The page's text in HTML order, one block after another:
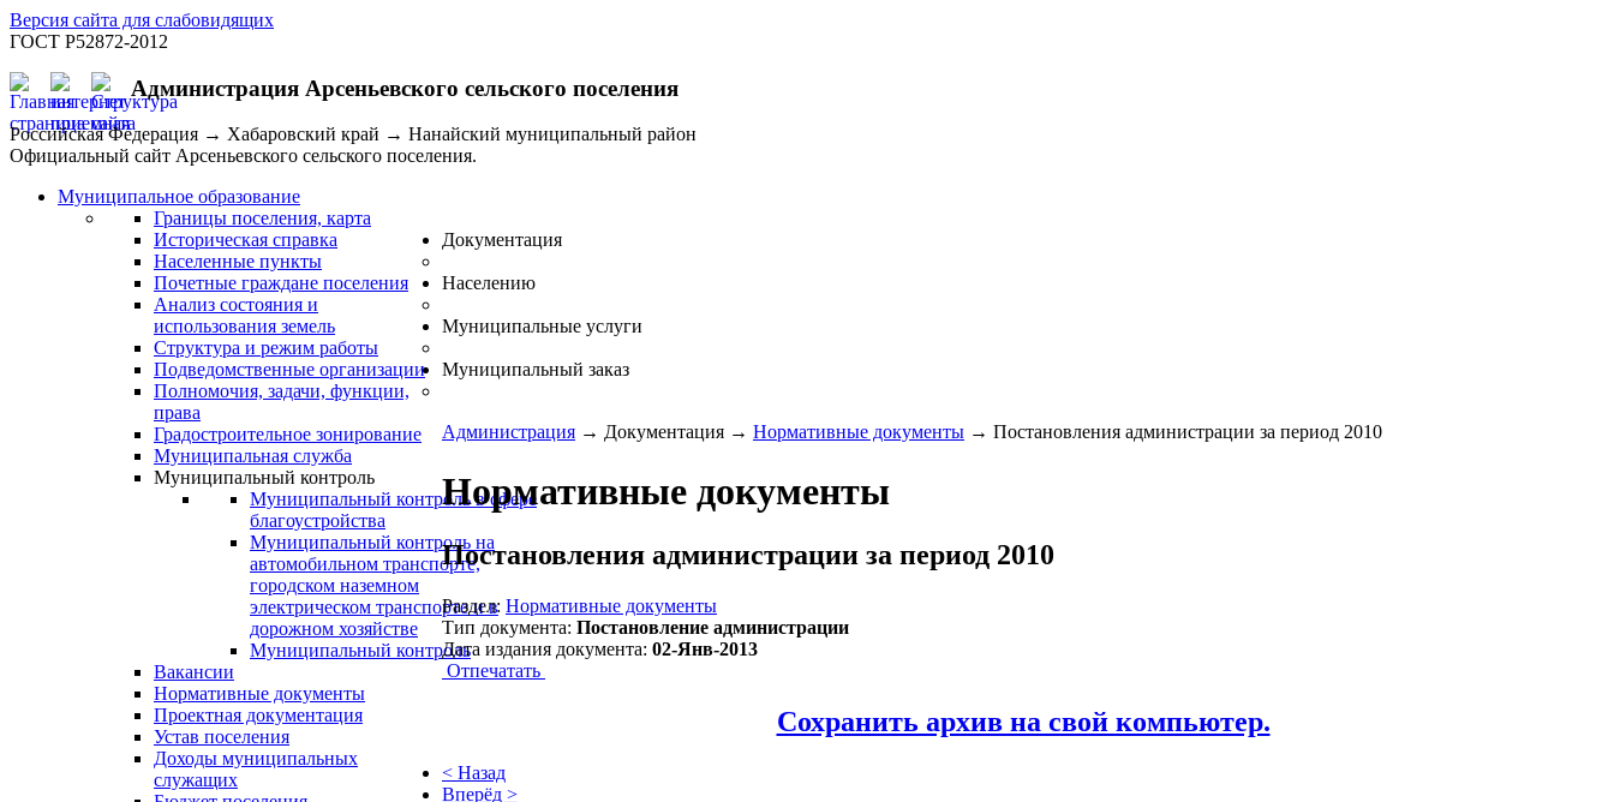
Версия сайта для слабовидящих
ГОСТ Р52872-2012
Администрация Арсеньевского сельского поселения
Российская Федерация → Хабаровский край → Нанайский муниципальный район
Официальный сайт Арсеньевского сельского поселения.
Муниципальное образование
Границы поселения, карта
Историческая справка
Населенные пункты
Почетные граждане поселения
Анализ состояния и
использования земель
Структура и режим работы
Подведомственные организации
Полномочия, задачи, функции,
права
Градостроительное зонирование
Муниципальная служба
Муниципальный контроль
Муниципальный контроль в сфере
благоустройства
Муниципальный контроль на
автомобильном транспорте,
городском наземном
электрическом транспорте и в
дорожном хозяйстве
Муниципальный контроль
Вакансии
Документация
Нормативные документы
Проектная документация
Устав поселения
Доходы муниципальных
служащих
Населению
Муниципальные услуги
Муниципальный заказ
Администрация → Документация → Нормативные документы → Постановления администрации за период 2010
Нормативные документы
Постановления администрации за период 2010
Раздел: Нормативные документы
Тип документа: Постановление администрации
Дата издания документа: 02-Янв-2013
Отпечатать
Сохранить архив на свой компьютер.
< Назад
Вперёд >